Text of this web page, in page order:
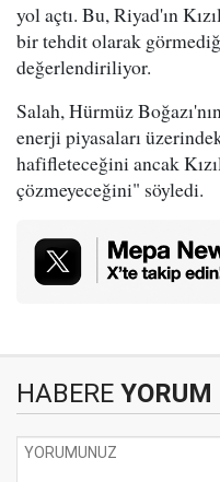
yol açtı. Bu, Riyad'ın
bir tehdit olarak
değerlendiriliyor.
Salah, Hürmüz
enerji piyasaları
hafifleteceğini ancak
çözmeyeceğini" söyledi.
HABERE